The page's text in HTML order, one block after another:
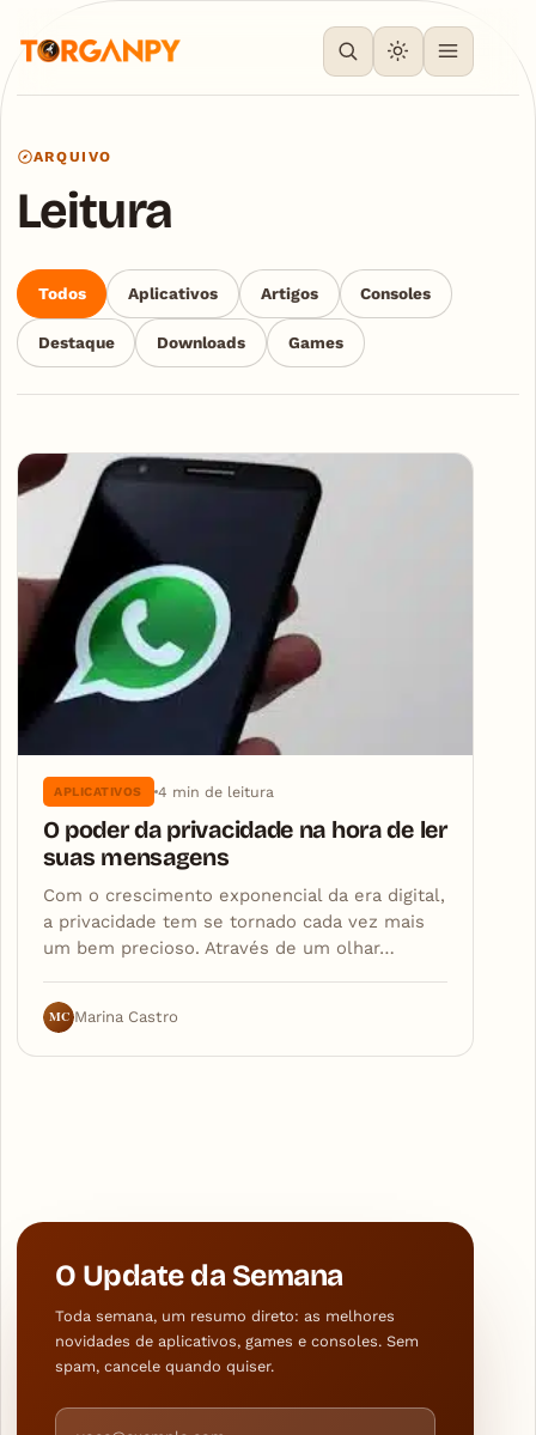
ARQUIVO
Leitura
Todos Aplicativos Artigos Consoles
Destaque Downloads Games
Articles
APLICATIVOS 4 min de leitura
O poder da privacidade na hora de ler
suas mensagens
Com o crescimento exponencial da era digital,
a privacidade tem se tornado cada vez mais
um bem precioso. Através de um olhar…
MC Marina Castro
O Update da Semana
Toda semana, um resumo direto: as melhores
novidades de aplicativos, games e consoles. Sem
spam, cancele quando quiser.
Endereço de e-mail